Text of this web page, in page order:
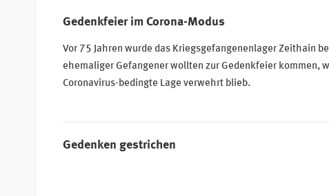
Gedenkfeier im Corona-Modus
Vor 75 Jahren wurde das Kriegsgefangenenlager Zeithain
ehemaliger Gefangener wollten zur Gedenkfeier kommen,
Coronavirus-bedingte Lage verwehrt blieb.
Gedenken gestrichen